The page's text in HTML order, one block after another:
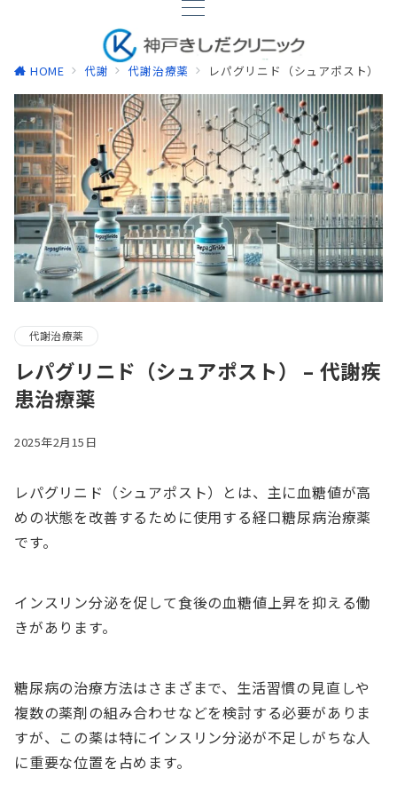
HOME 代謝 代謝治療薬 レパグリニド（シュアポスト） –
代謝治療薬
レパグリニド（シュアポスト） – 代謝疾
患治療薬
2025年2月15日
レパグリニド（シュアポスト）とは、主に血糖値が高
めの状態を改善するために使用する経口糖尿病治療薬
です。
インスリン分泌を促して食後の血糖値上昇を抑える働
きがあります。
糖尿病の治療方法はさまざまで、生活習慣の見直しや
複数の薬剤の組み合わせなどを検討する必要がありま
すが、この薬は特にインスリン分泌が不足しがちな人
に重要な位置を占めます。